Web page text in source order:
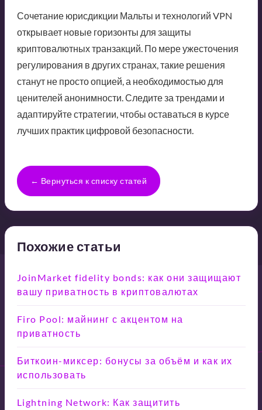
Сочетание юрисдикции Мальты и технологий VPN
открывает новые горизонты для защиты
криптовалютных транзакций. По мере ужесточения
регулирования в других странах, такие решения
станут не просто опцией, а необходимостью для
ценителей анонимности. Следите за трендами и
адаптируйте стратегии, чтобы оставаться в курсе
лучших практик цифровой безопасности.
← Вернуться к списку статей
Похожие статьи
JoinMarket fidelity bonds: как они защищают
вашу приватность в криптовалютах
Firo Pool: майнинг с акцентом на
приватность
Биткоин-миксер: бонусы за объём и как их
использовать
Lightning Network: Как защитить